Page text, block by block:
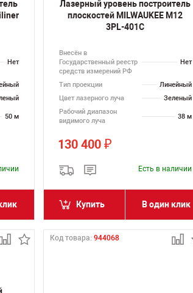
Нет
50 м
Лазерный уровень построитель
плоскостей MILWAUKEE M12
3PL-401C
Внесён в
Государственный реестр
средств измерений РФ
Нет
Тип проекции
Линейный
Цвет лазерного луча
Зеленый
Рабочий диапазон
видимого луча
38 м
130 400 ₽
Есть в наличии
Купить В один клик
Код товара: 944068